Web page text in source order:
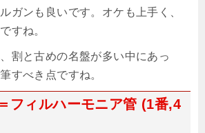
ガンも良いです。オケも上手く、
すね。
、割と古めの名盤が多い中にあっ
すべき点ですね。
フィルハーモニア管 (1番,4